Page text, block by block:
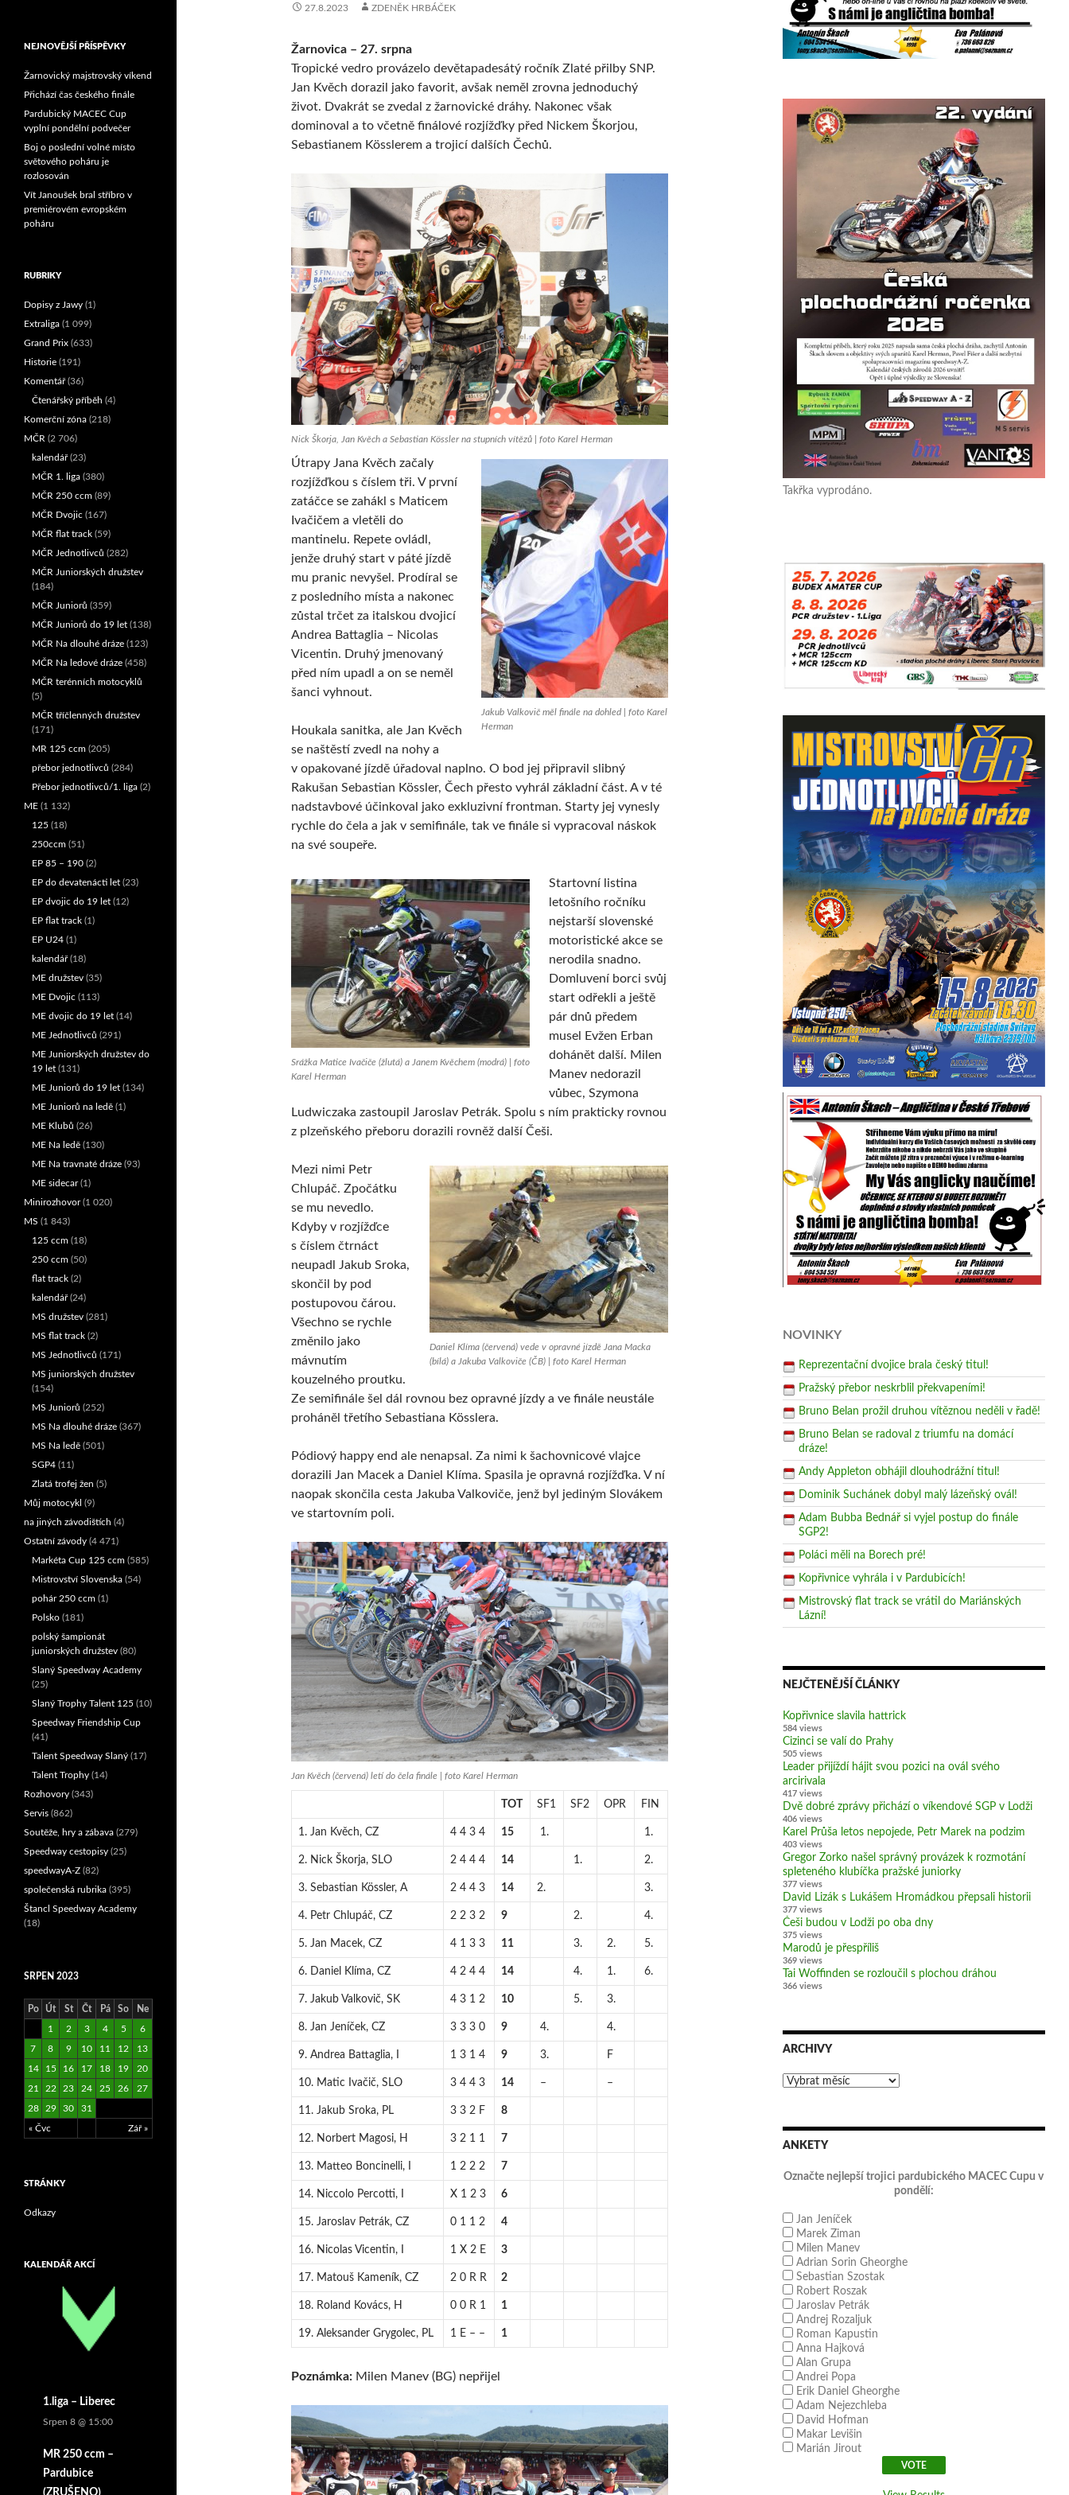
27.8.2023 ZDENĚK HRBÁČEK
Žarnovica – 27. srpna
Tropické vedro provázelo devětapadesátý ročník Zlaté přilby SNP.
Jan Kvěch dorazil jako favorit, avšak neměl zrovna jednoduchý
život. Dvakrát se zvedal z žarnovické dráhy. Nakonec však
dominoval a to včetně finálové rozjížďky před Nickem Škorjou,
Sebastianem Kösslerem a trojicí dalších Čechů.
Nick Škorja, Jan Kvěch a Sebastian Kössler na stupních vítězů | foto Karel Herman
Jakub Valkovič měl finále na dohled | foto Karel
Herman
Útrapy Jana Kvěch začaly
rozjížďkou s číslem tři. V první
zatáčce se zahákl s Maticem
Ivačičem a vletěli do
mantinelu. Repete ovládl,
jenže druhý start v páté jízdě
mu pranic nevyšel. Prodíral se
z posledního místa a nakonec
zůstal trčet za italskou dvojicí
Andrea Battaglia – Nicolas
Vicentin. Druhý jmenovaný
před ním upadl a on se neměl
šanci vyhnout.
Houkala sanitka, ale Jan Kvěch
se naštěstí zvedl na nohy a
v opakované jízdě úřadoval naplno. O bod jej připravil slibný
Rakušan Sebastian Kössler, Čech přesto vyhrál základní část. A v té
nadstavbové účinkoval jako exkluzivní frontman. Starty jej vynesly
rychle do čela a jak v semifinále, tak ve finále si vypracoval náskok
na své soupeře.
Srážka Matice Ivačiče (žlutá) a Janem Kvěchem (modrá) | foto
Karel Herman
Startovní listina
letošního ročníku
nejstarší slovenské
motoristické akce se
nerodila snadno.
Domluvení borci svůj
start odřekli a ještě
pár dnů předem
musel Evžen Erban
dohánět další. Milen
Manev nedorazil
vůbec, Szymona
Ludwiczaka zastoupil Jaroslav Petrák. Spolu s ním prakticky rovnou
z plzeňského přeboru dorazili rovněž další Češi.
Daniel Klíma (červená) vede v opravné jízdě Jana Macka
(bílá) a Jakuba Valkoviče (ČB) | foto Karel Herman
Mezi nimi Petr
Chlupáč. Zpočátku
se mu nevedlo.
Kdyby v rozjížďce
s číslem čtrnáct
neupadl Jakub Sroka,
skončil by pod
postupovou čárou.
Všechno se rychle
změnilo jako
mávnutím
kouzelného proutku.
Ze semifinále šel dál rovnou bez opravné jízdy a ve finále neustále
proháněl třetího Sebastiana Kösslera.
Pódiový happy end ale nenapsal. Za nimi k šachovnicové vlajce
dorazili Jan Macek a Daniel Klíma. Spasila je opravná rozjížďka. V ní
naopak skončila cesta Jakuba Valkoviče, jenž byl jediným Slovákem
ve startovním poli.
Jan Kvěch (červená) letí do čela finále | foto Karel Herman
TOT SF1 SF2 OPR FIN
1. Jan Kvěch, CZ 4 4 3 4 15 1. 1.
2. Nick Škorja, SLO 2 4 4 4 14 1. 2.
3. Sebastian Kössler, A 2 4 4 3 14 2. 3.
4. Petr Chlupáč, CZ 2 2 3 2 9 2. 4.
5. Jan Macek, CZ 4 1 3 3 11 3. 2. 5.
6. Daniel Klíma, CZ 4 2 4 4 14 4. 1. 6.
7. Jakub Valkovič, SK 4 3 1 2 10 5. 3.
8. Jan Jeníček, CZ 3 3 3 0 9 4. 4.
9. Andrea Battaglia, I 1 3 1 4 9 3. F
10. Matic Ivačič, SLO 3 4 4 3 14 – –
11. Jakub Sroka, PL 3 3 2 F 8
12. Norbert Magosi, H 3 2 1 1 7
13. Matteo Boncinelli, I 1 2 2 2 7
14. Niccolo Percotti, I X 1 2 3 6
15. Jaroslav Petrák, CZ 0 1 1 2 4
16. Nicolas Vicentin, I 1 X 2 E 3
17. Matouš Kameník, CZ 2 0 R R 2
18. Roland Kovács, H 0 0 R 1 1
19. Aleksander Grygolec, PL 1 E – – 1
Poznámka:Milen Manev (BG) nepřijel
Takřka vyprodáno.
NOVINKY
Reprezentační dvojice brala český titul!
Pražský přebor neskrblil překvapeními!
Bruno Belan prožil druhou vítěznou neděli v řadě!
Bruno Belan se radoval z triumfu na domácí
dráze!
Andy Appleton obhájil dlouhodrážní titul!
Dominik Suchánek dobyl malý lázeňský ovál!
Adam Bubba Bednář si vyjel postup do finále
SGP2!
Poláci měli na Borech pré!
Kopřivnice vyhrála i v Pardubicích!
Mistrovský flat track se vrátil do Mariánských
Lázní!
NEJČTENĚJŠÍ ČLÁNKY
Kopřivnice slavila hattrick
584 views
Cizinci se valí do Prahy
505 views
Leader přijíždí hájit svou pozici na ovál svého
arcirivala
417 views
Dvě dobré zprávy přichází o víkendové SGP v Lodži
406 views
Karel Průša letos nepojede, Petr Marek na podzim
403 views
Gregor Zorko našel správný provázek k rozmotání
spleteného klubíčka pražské juniorky
377 views
David Lizák s Lukášem Hromádkou přepsali historii
377 views
Češi budou v Lodži po oba dny
375 views
Marodů je přespříliš
369 views
Tai Woffinden se rozloučil s plochou dráhou
366 views
ARCHIVY
Archivy
ANKETY
Označte nejlepší trojici pardubického MACEC Cupu v
pondělí:
Jan Jeníček
Marek Ziman
Milen Manev
Adrian Sorin Gheorghe
Sebastian Szostak
Robert Roszak
Jaroslav Petrák
Andrej Rozaljuk
Roman Kapustin
Anna Hajková
Alan Grupa
Andrei Popa
Erik Daniel Gheorghe
Adam Nejezchleba
David Hofman
Makar Levišin
Marián Jirout
NEJNOVĚJŠÍ PŘÍSPĚVKY
Žarnovický majstrovský víkend
Přichází čas českého finále
Pardubický MACEC Cup
vyplní pondělní podvečer
Boj o poslední volné místo
světového poháru je
rozlosován
Vít Janoušek bral stříbro v
premiérovém evropském
poháru
RUBRIKY
Dopisy z Jawy (1)
Extraliga (1 099)
Grand Prix (633)
Historie (191)
Komentář(36)
Čtenářský příběh (4)
Komerční zóna (218)
MČR (2 706)
kalendář(23)
MČR 1. liga (380)
MČR 250 ccm (89)
MČR Dvojic (167)
MČR flat track (59)
MČR Jednotlivců (282)
MČR Juniorských družstev
(184)
MČR Juniorů (359)
MČR Juniorů do 19 let (138)
MČR Na dlouhé dráze (123)
MČR Na ledové dráze (458)
MČR terénních motocyklů
(5)
MČR tříčlenných družstev
(171)
MR 125 ccm (205)
přebor jednotlivců (284)
Přebor jednotlivců/1. liga (2)
ME (1 132)
125 (18)
250ccm (51)
EP 85 – 190 (2)
EP do devatenácti let (23)
EP dvojic do 19 let (12)
EP flat track (1)
EP U24 (1)
kalendář(18)
ME družstev (35)
ME Dvojic (113)
ME dvojic do 19 let (14)
ME Jednotlivců (291)
ME Juniorských družstev do
19 let (131)
ME Juniorů do 19 let (134)
ME Juniorů na ledě (1)
ME Klubů (26)
ME Na ledě (130)
ME Na travnaté dráze (93)
ME sidecar(1)
Minirozhovor(1 020)
MS (1 843)
125 ccm (18)
250 ccm (50)
flat track (2)
kalendář(24)
MS družstev (281)
MS flat track (2)
MS Jednotlivců (171)
MS juniorských družstev
(154)
MS Juniorů (252)
MS Na dlouhé dráze (367)
MS Na ledě (501)
SGP4 (11)
Zlatá trofej žen (5)
Můj motocykl (9)
na jiných závodištích (4)
Ostatní závody (4 471)
Markéta Cup 125 ccm (585)
Mistrovství Slovenska (54)
pohár 250 ccm (1)
Polsko (181)
polský šampionát
juniorských družstev (80)
Slaný Speedway Academy
(25)
Slaný Trophy Talent 125 (10)
Speedway Friendship Cup
(41)
Talent Speedway Slaný (17)
Talent Trophy (14)
Rozhovory (343)
Servis (862)
Soutěže, hry a zábava (279)
Speedway cestopisy (25)
speedwayA-Z (82)
společenská rubrika (395)
Štancl Speedway Academy
(18)
SRPEN 2023
Po Út St Čt Pá So Ne
« Čvc Zář »
1 2 3 4 5 6
7 8 9 10 11 12 13
14 15 16 17 18 19 20
21 22 23 24 25 26 27
28 29 30 31
STRÁNKY
Odkazy
KALENDÁŘ AKCÍ
1.liga – Liberec
Srpen 8 @ 15:00
MR 250 ccm –
Pardubice
(ZRUŠENO)